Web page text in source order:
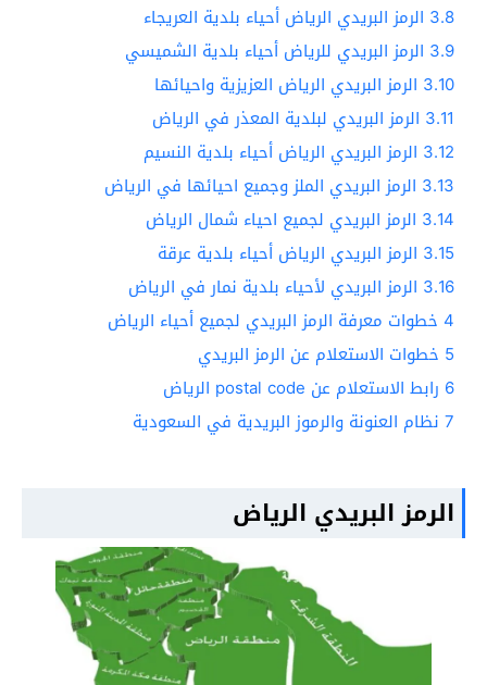
3.8 الرمز البريدي الرياض أحياء بلدية العريجاء
3.9 الرمز البريدي للرياض أحياء بلدية الشميسي
3.10 الرمز البريدي الرياض العزيزية واحيائها
3.11 الرمز البريدي لبلدية المعذر في الرياض
3.12 الرمز البريدي الرياض أحياء بلدية النسيم
3.13 الرمز البريدي الملز وجميع احيائها في الرياض
3.14 الرمز البريدي لجميع احياء شمال الرياض
3.15 الرمز البريدي الرياض أحياء بلدية عرقة
3.16 الرمز البريدي لأحياء بلدية نمار في الرياض
4 خطوات معرفة الرمز البريدي لجميع أحياء الرياض
5 خطوات الاستعلام عن الرمز البريدي
6 رابط الاستعلام عن postal code الرياض
7 نظام العنونة والرموز البريدية في السعودية
الرمز البريدي الرياض